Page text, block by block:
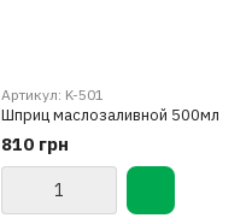
Артикул: K-501
Шприц маслозаливной 500мл
810 грн